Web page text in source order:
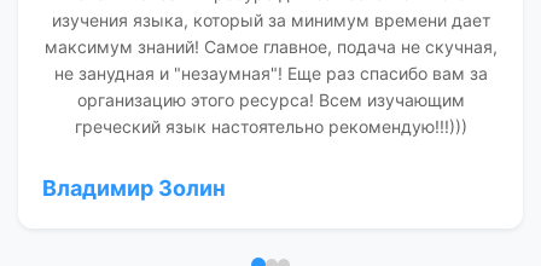
изучения языка, который за минимум времени дает
максимум знаний! Самое главное, подача не скучная,
не занудная и "незаумная"! Еще раз спасибо вам за
организацию этого ресурса! Всем изучающим
греческий язык настоятельно рекомендую!!!)))
Владимир Золин